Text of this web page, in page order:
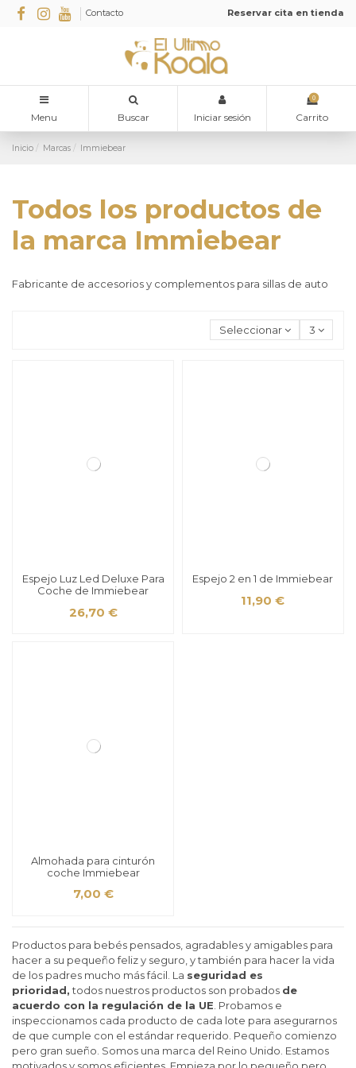
Contacto Reservar cita en tienda
Menu Buscar Iniciar sesión
0
Carrito
Inicio Marcas Immiebear
Todos los productos de
la marca Immiebear
Fabricante de accesorios y complementos para sillas de auto
Productos para bebés pensados, agradables y amigables para
hacer a su pequeño feliz y seguro, y también para hacer la vida
de los padres mucho más fácil. La seguridad es
prioridad,todos nuestros productos son probados de
acuerdo con la regulación de la UE . Probamos e
inspeccionamos cada producto de cada lote para asegurarnos
de que cumple con el estándar requerido. Pequeño comienzo
pero gran sueño. Somos una marca del Reino Unido. Estamos
motivados y somos eficientes. Empieza por lo pequeño pero
Seleccionar 3
Espejo Luz Led Deluxe Para
Coche de Immiebear
26,70 €
Espejo 2 en 1 de Immiebear
11,90 €
Almohada para cinturón
coche Immiebear
7,00 €